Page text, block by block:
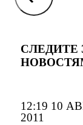
12:19 10
2011
СЛЕДИТЕ